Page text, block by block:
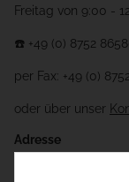
Freitag von 9:00 -
☎️ +49 (0) 8752
per Fax: +49 (0)
oder über unser
Adresse